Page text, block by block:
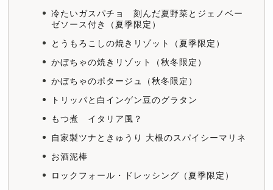
冷たいガスパチョ 刻んだ夏野菜とジェノベー
ゼソース付き（夏季限定）
とうもろこしの焼きリゾット（夏季限定）
かぼちゃの焼きリゾット（秋冬限定）
かぼちゃのポタージュ（秋冬限定）
トリッパと白インゲン豆のグラタン
もつ煮 イタリア風？
自家製ツナときゅうり 大根のスパイシーマリネ
お酒泥棒
ロックフォール・ドレッシング（夏季限定）